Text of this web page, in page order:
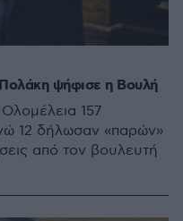
ψήφισε η Βουλή
157
12 δήλωσαν «παρών»
από τον βουλευτή